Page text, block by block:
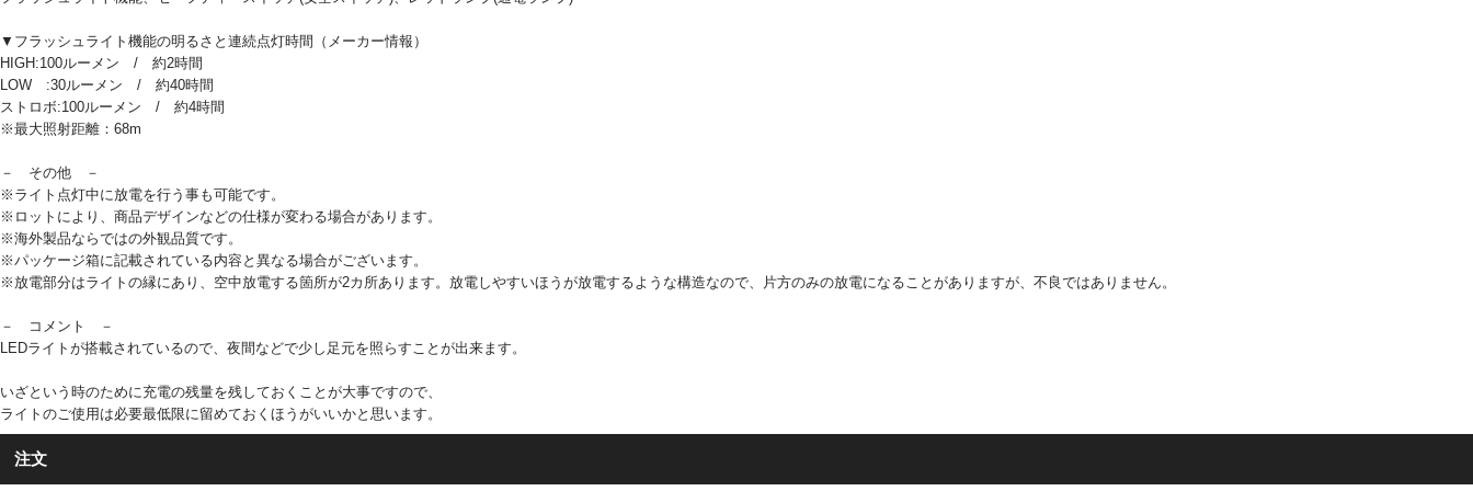
▼フラッシュライト機能の明るさと連続点灯時間（メーカー情報）
HIGH:100ルーメン / 約2時間
LOW :30ルーメン / 約40時間
ストロボ:100ルーメン / 約4時間
※最大照射距離：68m
－ その他 －
※ライト点灯中に放電を行う事も可能です。
※ロットにより、商品デザインなどの仕様が変わる場合があります。
※海外製品ならではの外観品質です。
※パッケージ箱に記載されている内容と異なる場合がございます。
※放電部分はライトの縁にあり、空中放電する箇所が2カ所あります。放電しやすいほうが放電するような構造なので、片方のみの放電になることがありますが、不良ではありません。
－ コメント －
LEDライトが搭載されているので、夜間などで少し足元を照らすことが出来ます。
いざという時のために充電の残量を残しておくことが大事ですので、
ライトのご使用は必要最低限に留めておくほうがいいかと思います。
注文